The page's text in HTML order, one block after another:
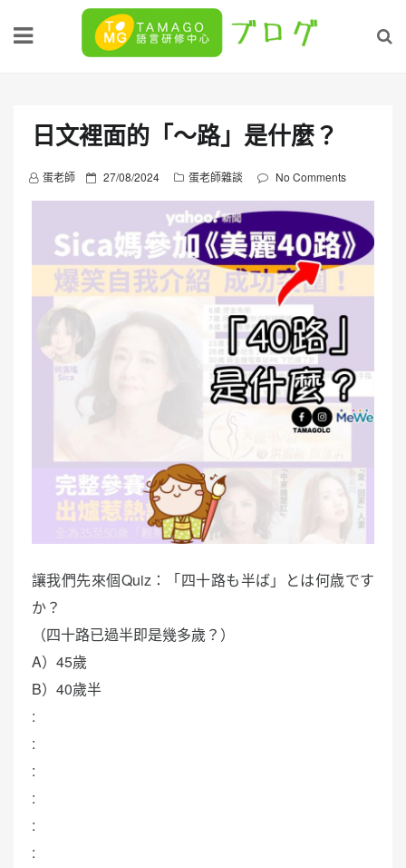
日文裡面的「～路」是什麼？
蛋老師
P
o
e
d
27/08/2024 蛋老師雜談 No Comments
讓我們先來個Quiz：「四十路も半ば」とは何歳です
か？
（四十路已過半即是幾多歲？）
A）45歲
B）40歲半
:
:
:
:
:
: